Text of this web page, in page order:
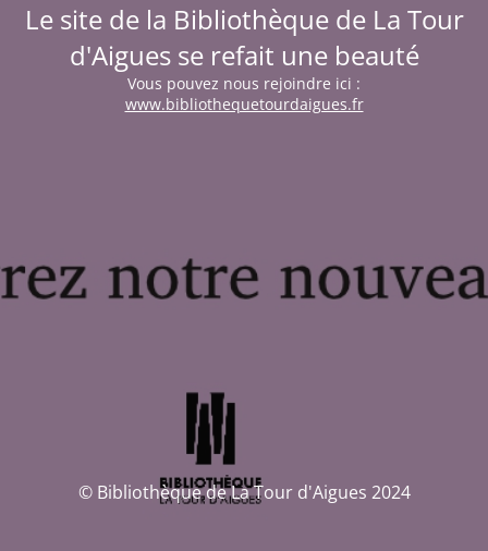
Le site de la Bibliothèque de La Tour
d'Aigues se refait une beauté
Vous pouvez nous rejoindre ici :
www.bibliothequetourdaigues.fr
© Bibliothèque de La Tour d'Aigues 2024